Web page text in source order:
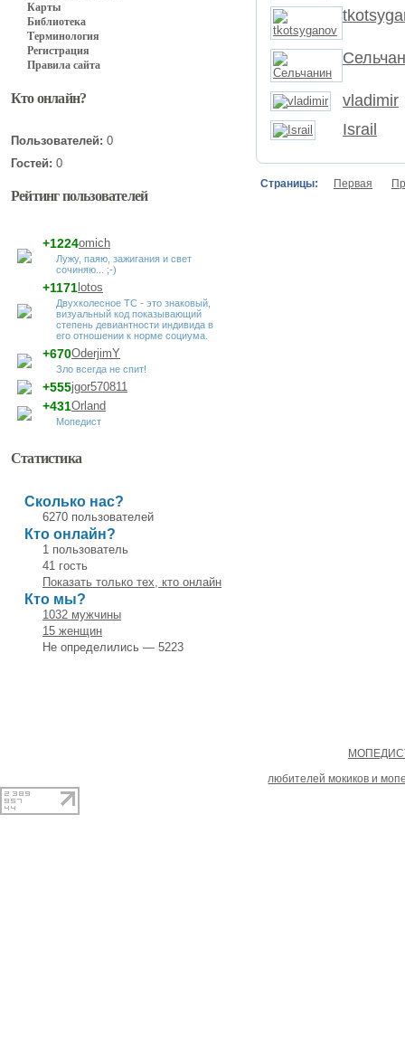
Карты
Библиотека
Терминология
Регистрация
Правила сайта
Кто онлайн?
Пользователей: 0
Гостей: 0
Рейтинг пользователей
omich
+1224
Лужу, паяю, зажигания и свет
сочиняю... ;-)
lotos
+1171
Двухколесное ТС - это знаковый,
визуальный код показывающий
степень девиантности индивида в
его отношении к норме социума.
OderjimY
+670
Зло всегда не спит!
jgor570811
+555
Orland
+431
Мопедист
Статистика
Сколько нас?
6270 пользователей
Кто онлайн?
1 пользователь
41 гость
Показать только тех, кто онлайн
Кто мы?
1032 мужчины
15 женщин
Не определились — 5223
vladimir
Israil
Страницы: Первая
любителей мокиков и